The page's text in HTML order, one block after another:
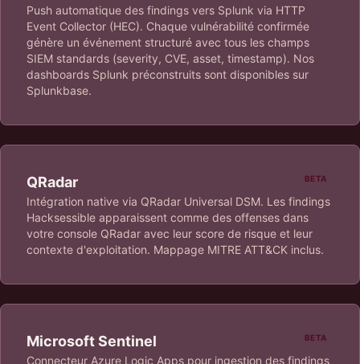
Push automatique des findings vers Splunk via HTTP
Event Collector (HEC). Chaque vulnérabilité confirmée
génère un événement structuré avec tous les champs
SIEM standards (severity, CVE, asset, timestamp). Nos
dashboards Splunk préconstruits sont disponibles sur
Splunkbase.
QRadar BETA
Intégration native via QRadar Universal DSM. Les findings
Hacksessible apparaissent comme des offenses dans
votre console QRadar avec leur score de risque et leur
contexte d'exploitation. Mappage MITRE ATT&CK inclus.
Microsoft Sentinel BETA
Connecteur Azure Logic Apps pour ingestion des findings